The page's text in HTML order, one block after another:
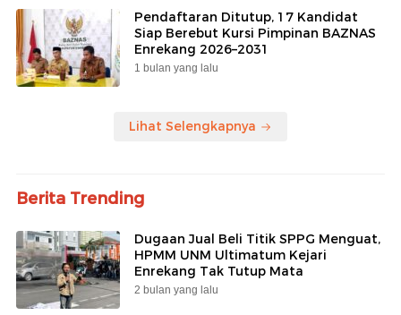
Pendaftaran Ditutup, 17 Kandidat
Siap Berebut Kursi Pimpinan BAZNAS
Enrekang 2026–2031
1 bulan yang lalu
Lihat Selengkapnya
Berita Trending
Dugaan Jual Beli Titik SPPG Menguat,
HPMM UNM Ultimatum Kejari
Enrekang Tak Tutup Mata
2 bulan yang lalu